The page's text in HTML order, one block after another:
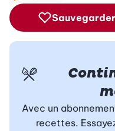
Sauvegarder
Avec un
recettes.